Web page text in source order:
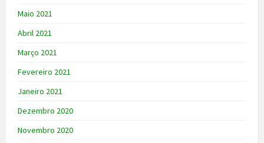
Maio 2021
Abril 2021
Março 2021
Fevereiro 2021
Janeiro 2021
Dezembro 2020
Novembro 2020